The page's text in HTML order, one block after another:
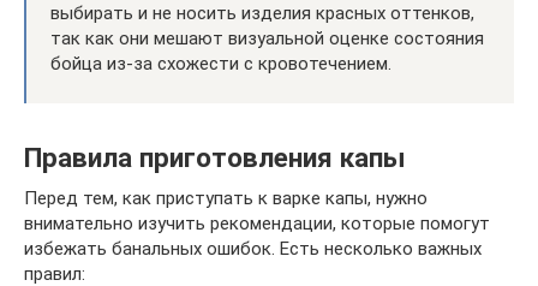
выбирать и не носить изделия красных оттенков,
так как они мешают визуальной оценке состояния
бойца из-за схожести с кровотечением.
Правила приготовления капы
Перед тем, как приступать к варке капы, нужно
внимательно изучить рекомендации, которые помогут
избежать банальных ошибок. Есть несколько важных
правил: